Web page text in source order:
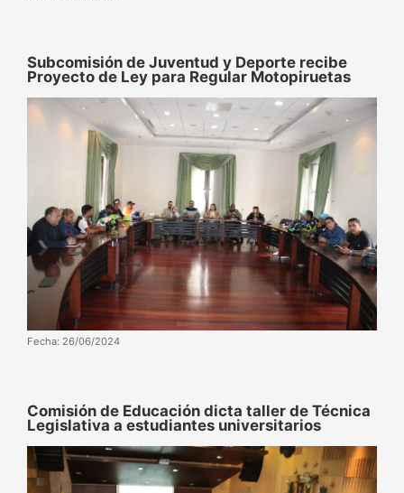
Subcomisión de Juventud y Deporte recibe
Proyecto de Ley para Regular Motopiruetas
Fecha: 26/06/2024
Comisión de Educación dicta taller de Técnica
Legislativa a estudiantes universitarios